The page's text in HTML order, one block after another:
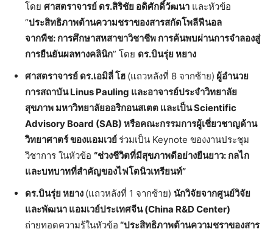
โดย ศาสตราจารย์ ดร.สิริชัย อดิศักดิ์วัฒนา และหัวข้อ
“ประสิทธิภาพต้านความชราของสารสกัดโพลีฟีนอล
จากพืช: การศึกษาสหสาขาวิชาชีพ การค้นพบผ่านการจำลองสู่
การยืนยันผลทางคลินิก” โดย ดร.บินรุ่ยหยาง
ศาสตราจารย์ ดร.เอมิลี่โฮ (แถวหลังที่ 8 จากซ้าย) ผู้อำนวย
การสถาบันLinus Pauling และอาจารย์ประจำวิทยาลัย
สุขภาพ มหาวิทยาลัยออริกอนสเตต และเป็นScientific
Advisory Board (SAB) หรือคณะกรรมการผู้เชี่ยวชาญด้าน
วิทยาศาตร์ของแอมเวย์ ร่วมเป็น Keynote ของงานประชุม
วิชาการ ในหัวข้อ “ช่วงชีวิตที่มีสุขภาพดีอย่างยืนยาว: กลไก
และบทบาทที่สำคัญของไฟโตนิวเทรียนท์”
ดร.บินรุ่ยหยาง (แถวหลังที่ 1 จากซ้าย) นักวิจัยจากศูนย์วิจัย
และพัฒนา แอมเวย์ประเทศจีน(China R&D Center)
ถ่ายทอดความรู้ในหัวข้อ “ประสิทธิภาพต้านความชราของสาร